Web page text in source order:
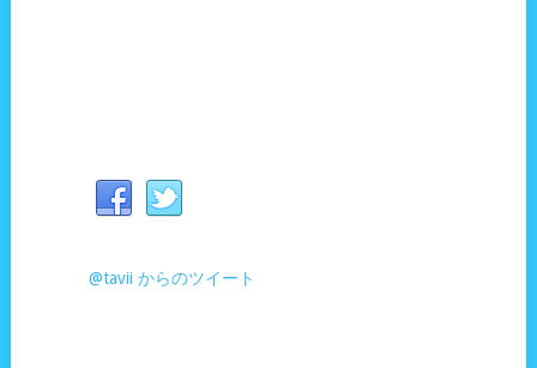
@tavii からのツイート